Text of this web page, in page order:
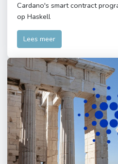
Cardano's smart contract
op Haskell
Lees meer